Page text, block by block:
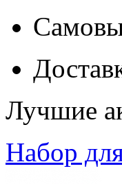
Лучшие
Набор